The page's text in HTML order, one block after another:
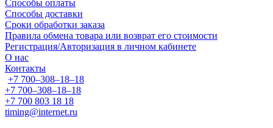
Способы оплаты
Способы доставки
Сроки обработки заказа
Правила обмена товара или возврат его стоимости
Регистрация/Авторизация в личном кабинете
О нас
Контакты
+7 700‒308‒18‒18
+7 700‒308‒18‒18
+7 700 803 18 18
timing@internet.ru